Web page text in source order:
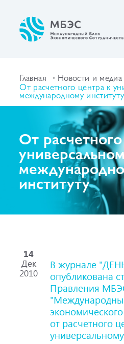
Главная Новости и медиа
От расчетного центра к
международному институту
От
институту
14
Дек
2010
В журнале
опубликована
Правления
от расчетного